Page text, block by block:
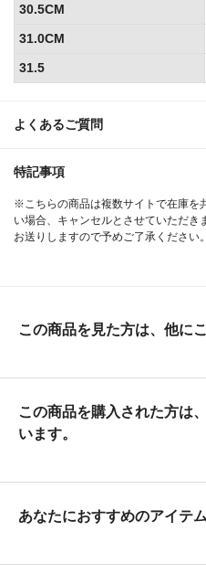
よくあるご質問
特記事項
※こちらの商品は複数サイトで在庫を
い場合、キャンセルとさせていただき
お送りしますので予めご了承ください。
30.5CM
31.0CM
31.5
この商品を見た方は、他に
この商品を購入された方は
います。
あなたにおすすめのアイテム